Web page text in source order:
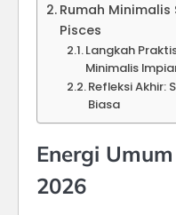
Rumah
Pisces
Langkah
Minimalis
Refleksi Akhir:
Biasa
Energi
2026